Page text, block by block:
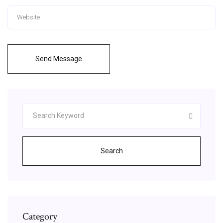
Send Message
Search
Category